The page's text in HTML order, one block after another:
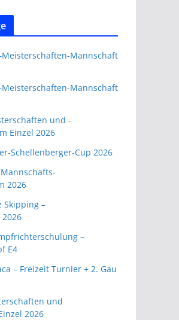
Mannschaft
Mannschaft
und -
Einzel 2026
Schellenberger-Cup 2026
2026
Skipping –
–
E4
– Freizeit Turnier + 2. Gau
und
2026